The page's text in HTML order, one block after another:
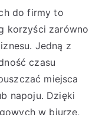
do firmy to
korzyści zarówno
Jedną z
czasu
miejsca
napoju. Dzięki
w biurze,